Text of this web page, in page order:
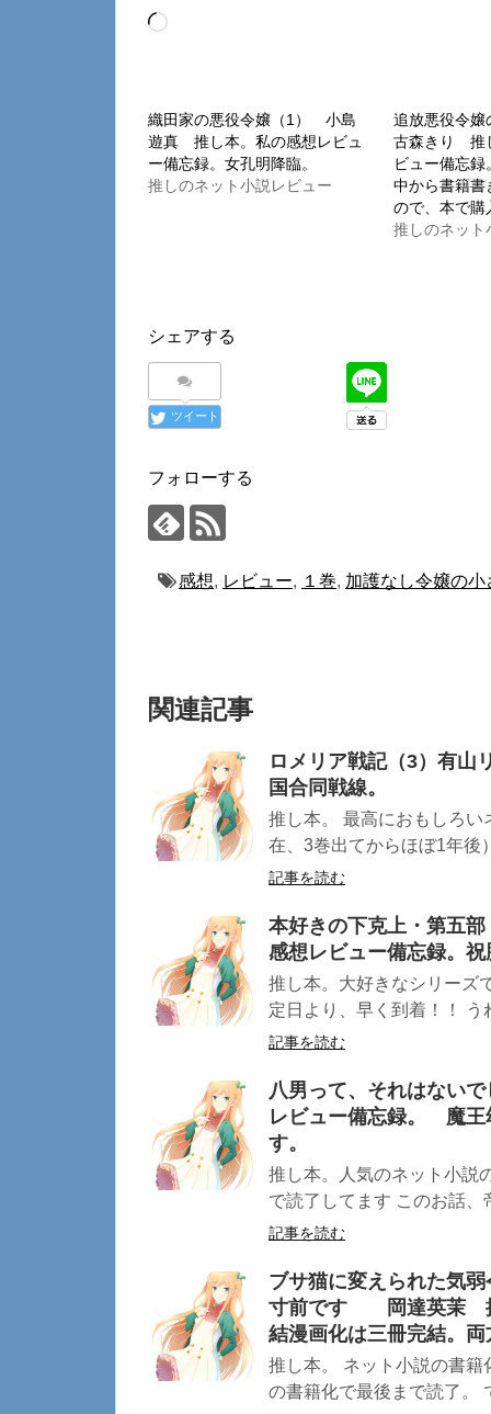
読
み
中…
織田家の悪役令嬢（1） 小島
遊真 推し本。私の感想レビュ
ー備忘録。女孔明降臨。
推しのネット小説レビュー
追放悪役令
古森きり 推
ビュー備忘
中から書籍書
ので、本で購
推しのネット
シェアする
ツイート
フォローする
感想, レビュー, １巻, 加護なし令嬢の小
関連記事
ロメリア戦記（3）有
国合同戦線。
推し本。 最高におもしろ
在、3巻出てからほぼ1年後
記事を読む
本好きの下克上・第五
感想レビュー備忘録。
推し本。大好きなシリーズ
定日より、早く到着！！
記事を読む
八男って、それはない
レビュー備忘録。 魔王
す。
推し本。人気のネット小説
で読了してます このお話
記事を読む
ブサ猫に変えられた気
寸前です 岡達英茉 推
結漫画化は三冊完結。両
推し本。 ネット小説の書
の書籍化で最後まで読了。